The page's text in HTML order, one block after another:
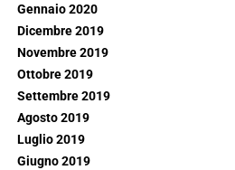
Gennaio 2020
Dicembre 2019
Novembre 2019
Ottobre 2019
Settembre 2019
Agosto 2019
Luglio 2019
Giugno 2019